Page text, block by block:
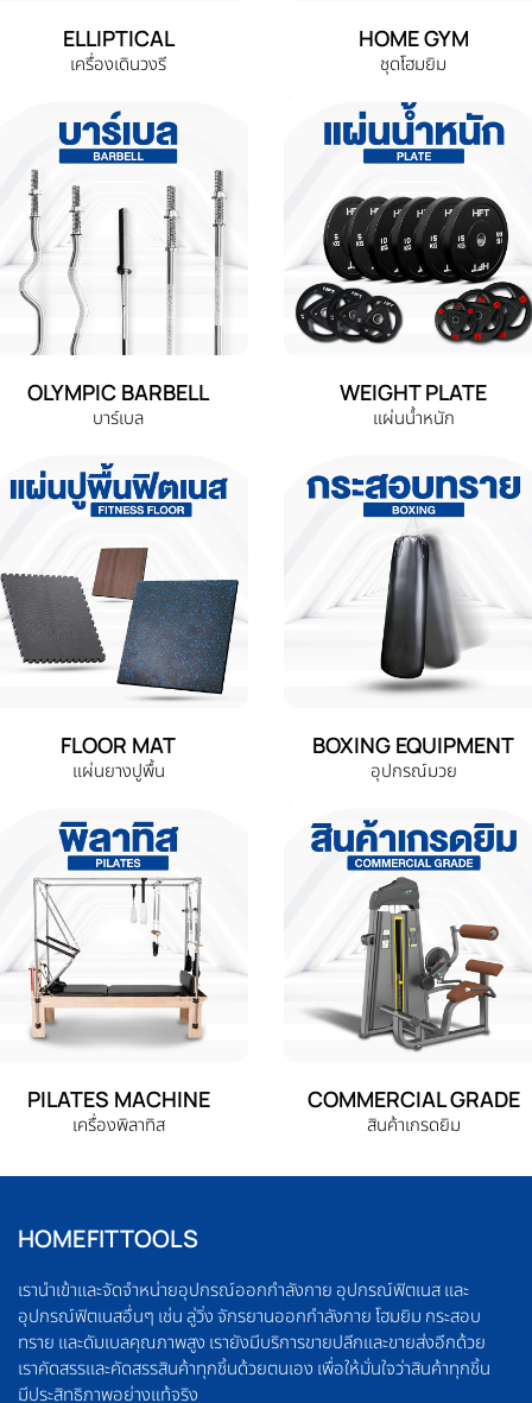
ELLIPTICAL
เครื่องเดินวงรี
HOME GYM
ชุดโฮมยิม
OLYMPIC BARBELL
บาร์เบล
WEIGHT PLATE
แผ่นน้ำหนัก
FLOOR MAT
แผ่นยางปูพื้น
BOXING EQUIPMENT
อุปกรณ์มวย
PILATES MACHINE
เครื่องพิลาทิส
COMMERCIAL GRADE
สินค้าเกรดยิม
HOMEFITTOOLS
เรานำเข้าและจัดจำหน่ายอุปกรณ์ออกกำลังกาย อุปกรณ์ฟิตเนส และ
อุปกรณ์ฟิตเนสอื่นๆ เช่น ลู่วิ่ง จักรยานออกกำลังกาย โฮมยิม กระสอบ
ทราย และดัมเบลคุณภาพสูง เรายังมีบริการขายปลีกและขายส่งอีกด้วย
เราคัดสรรและคัดสรรสินค้าทุกชิ้นด้วยตนเอง เพื่อให้มั่นใจว่าสินค้าทุกชิ้น
มีประสิทธิภาพอย่างแท้จริง